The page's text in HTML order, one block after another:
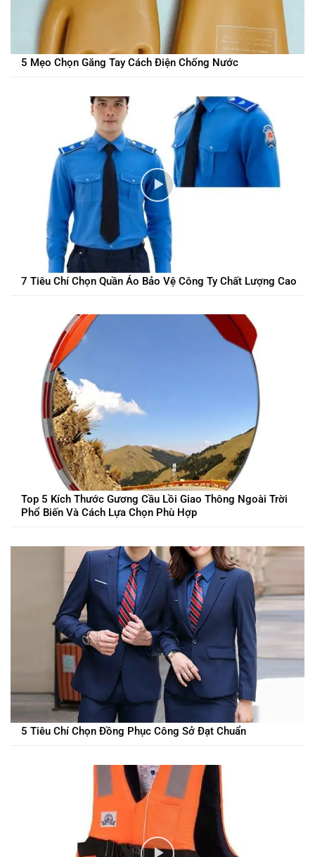
5 Mẹo Chọn Găng Tay Cách Điện Chống Nước
7 Tiêu Chí Chọn Quần Áo Bảo Vệ Công Ty Chất Lượng Cao
Top 5 Kích Thước Gương Cầu Lồi Giao Thông Ngoài Trời
Phổ Biến Và Cách Lựa Chọn Phù Hợp
5 Tiêu Chí Chọn Đồng Phục Công Sở Đạt Chuẩn